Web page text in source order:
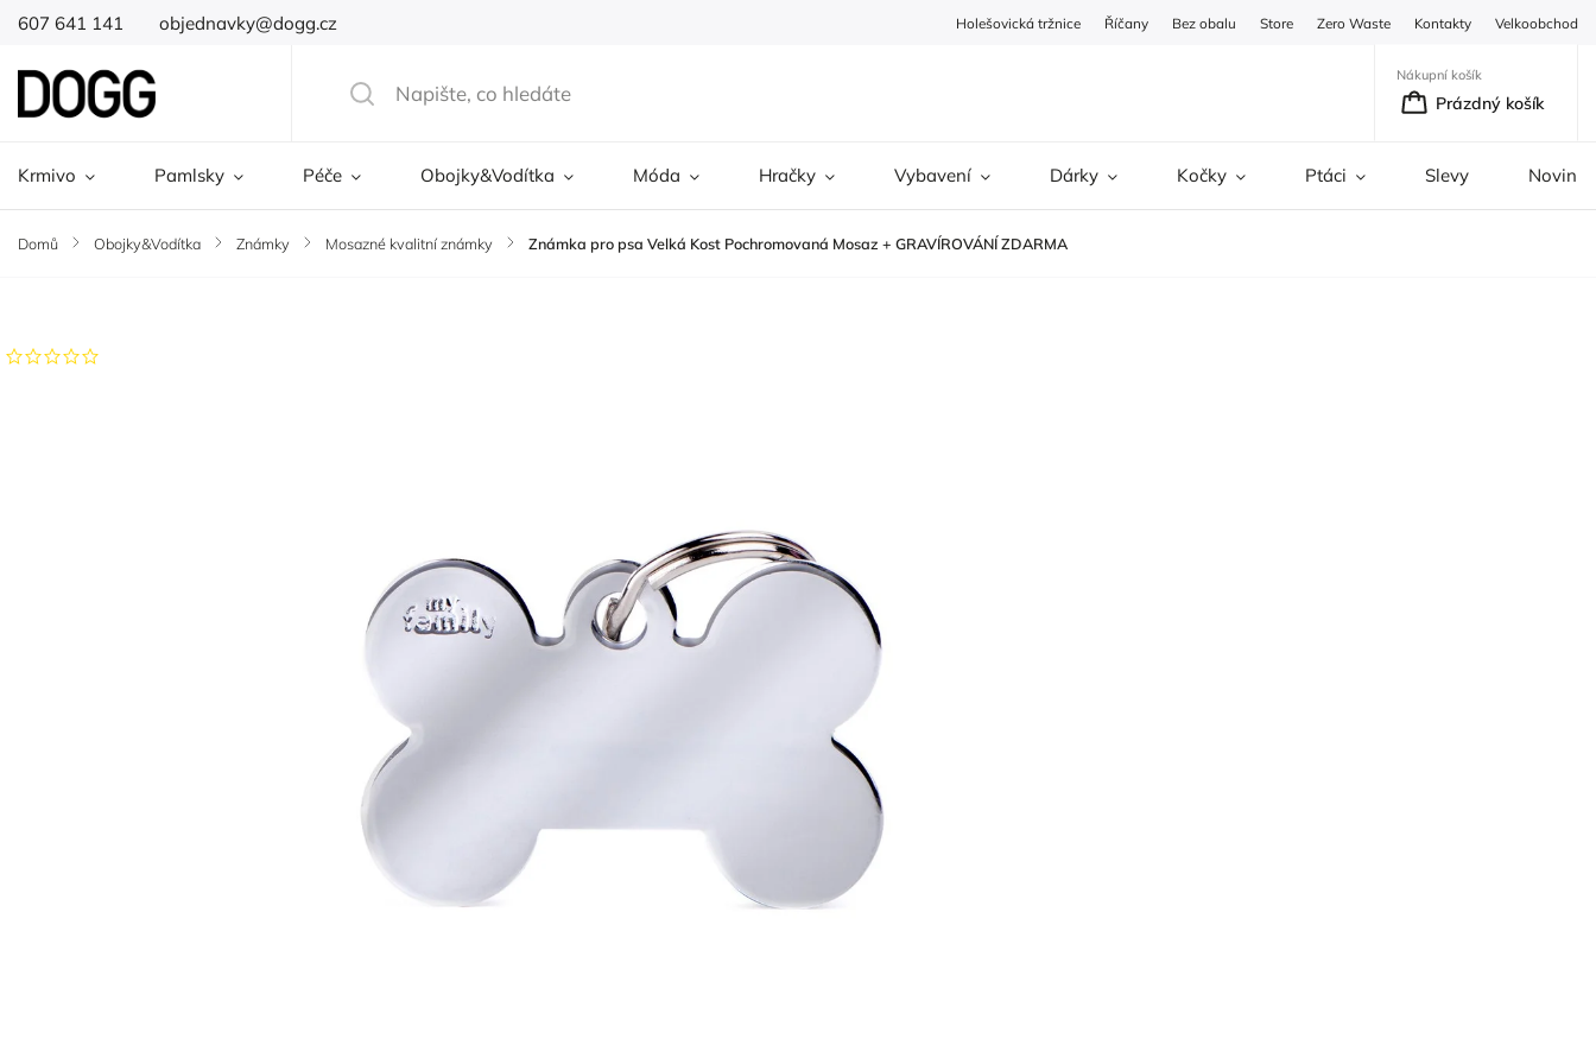
607 641 141 objednavky@dogg.cz Holešovická tržnice Říčany Bez obalu Store Zero Waste Kontakty Velkoobchod
Nákupní košík
Prázdný košík
Krmivo Pamlsky Péče Obojky&Vodítka Móda Hračky Vybavení Dárky Kočky Ptáci Slevy Novinky
Domů / Obojky&Vodítka / Známky / Mosazné kvalitní známky / Známka pro psa Velká Kost Pochromovaná Mosaz + GRAVÍROVÁNÍ ZDARMA